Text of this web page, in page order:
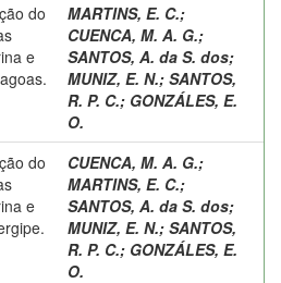
do
e
MARTINS, E. C.;
CUENCA, M. A. G.;
SANTOS, A. da S. dos;
MUNIZ, E. N.; SANTOS,
R. P. C.; GONZÁLES, E.
O.
do
e
CUENCA, M. A. G.;
MARTINS, E. C.;
SANTOS, A. da S. dos;
MUNIZ, E. N.; SANTOS,
R. P. C.; GONZÁLES, E.
O.